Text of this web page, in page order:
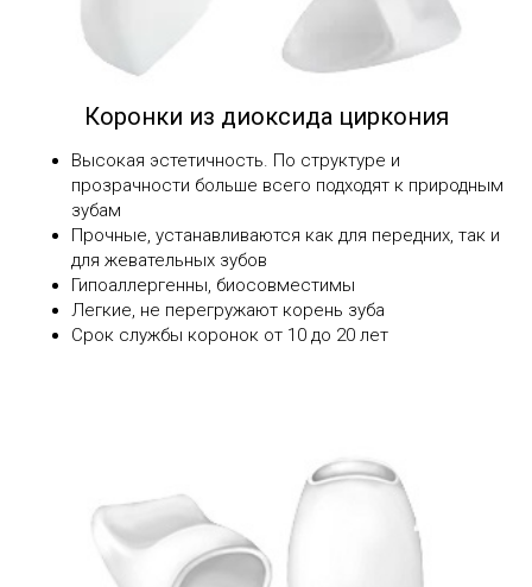
Коронки из диоксида циркония
Высокая эстетичность. По структуре и
прозрачности больше всего подходят к природным
зубам
Прочные, устанавливаются как для передних, так и
для жевательных зубов
Гипоаллергенны, биосовместимы
Легкие, не перегружают корень зуба
Срок службы коронок от 10 до 20 лет